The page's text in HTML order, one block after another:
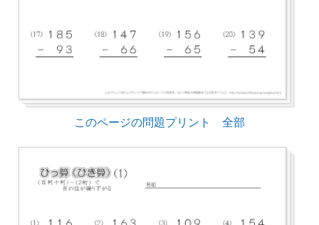
このページの問題プリント 全部